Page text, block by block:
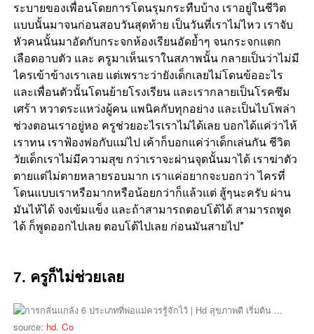
ระบายของเพื่อนโดยการโดนรุมกระทืบบ้าง เราอยู่ในชีวิต
แบบนั้นมาจนก่อนสอบวันสุดท้าย เป็นวันที่เราไม่ไหว เราจับ
หัวคนนั้นมาอัดกับกระจกห้องเรียนอัดย้ำๆ จนกระจกแตก
เลือดอาบตัว และ ครูมาเห็นเราในสภาพนั้น กลายเป็นว่าไม่มี
ไครเข้าข้างเราเลย แต่เพราะว่ายังเด็กเลยไม่โดนข้ออะไร
และเพื่อนตัวนั้นโดนย้ายโรงเรียน และเรากลายเป็นโรคซึม
เศร้า หวาดระแหว่งผู้คน แพนิคกับทุกอย่าง และเป็นไบโพล่า
ช่วงตอนเราอยู่หอ ครูช่วยอะไรเราไม่ได้เลย บอกได้แค่ว่าไห้
เราทน เราฟ้องพ่อกับแม่ไป เค้าก็บอกแค่ว่าเด็กเล่นกัน ชีวิต
วัยเด็กเราไม่มีความสุข กว่าเราจะผ่านจุดนั้นมาได้ เราฆ่าตัว
ตายแต่ไม่ตายหลายรอบมาก เราแค่อยากจะบอกว่า ไครที่
โดนแบบเราหรือมากหรือน้อยกว่าก็แล้วแต่ สู้ๆนะครับ ผ่าน
มันไห้ได้ จงเข้มแข็ง และถ้าสามารถตอบโต้ได้ สามารถพูด
ได้ ก็พูดออกไปเลย ตอบโต้ไปเลย ก่อนมันสายไป”
7. ครูก็ไม่ช่วยเลย
source: hd. Co